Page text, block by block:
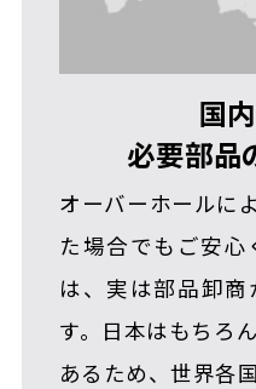
国
必要部品
オーバーホールに
た場合でもご安
は、実は部品卸
す。日本はもちろ
あるため、世界各